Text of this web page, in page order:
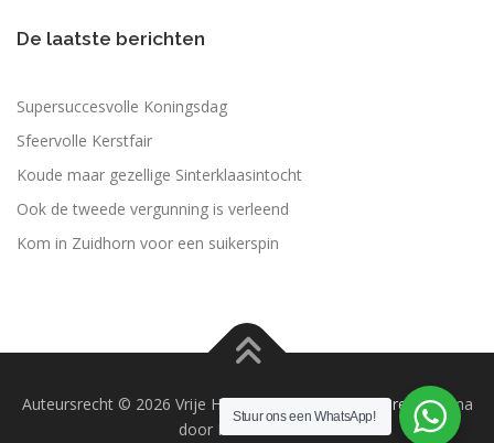
De laatste berichten
Supersuccesvolle Koningsdag
Sfeervolle Kerstfair
Koude maar gezellige Sinterklaasintocht
Ook de tweede vergunning is verleend
Kom in Zuidhorn voor een suikerspin
Auteursrecht © 2026 Vrije Honden Zuidhorn–OnePressthema
door FameThemes
Stuur ons een WhatsApp!